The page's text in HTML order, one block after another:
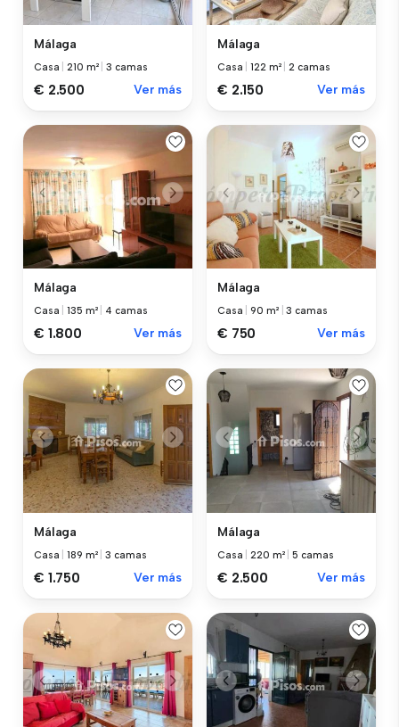
Málaga
Casa |210 m² |3 camas
€ 2.500 Ver más
Málaga
Casa |122 m² |2 camas
€ 2.150 Ver más
Málaga
Casa |135 m² 4 camas
€ 1.800 Ver más
Málaga
Casa |90 m² |3 camas
€ 750 Ver más
Málaga
Casa |189 m² |3 camas
€ 1.750 Ver más
Málaga
Casa 220 m² |5 camas
€ 2.500 Ver más